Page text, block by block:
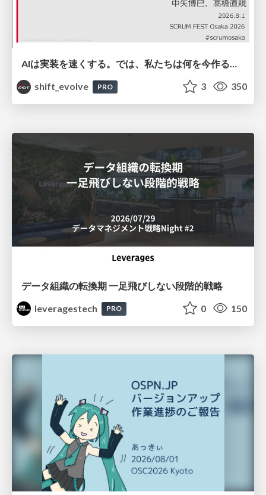
AIは実装を速くする。では、私たちは何を今作るべきか？－立場を越えてリリースに向き合ったチーム開発の実践 / 20260801 Hiromi Nakaya and Naoki Takahashi
shift_evolve
PRO 3 350
データ組織の転換期 一足飛びしない段階的戦略
leveragestech
PRO 0 150